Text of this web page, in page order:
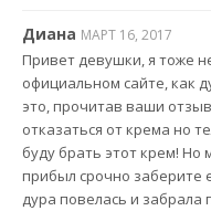
Диана МАРТ 16, 2017
Привет девушки, я тоже
официальном сайте, как
это, прочитав ваши
отказаться от крема но
буду брать этот крем! Но
прибыл срочно заберите
дура повелась и забрала